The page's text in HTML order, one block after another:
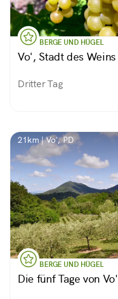
BERGE UND HÜGEL
Vo', Stadt des Weins
Dritter Tag
21km | Vo', PD
BERGE UND HÜGEL
Die fünf Tage von Vo'